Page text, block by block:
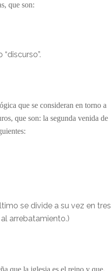
que son:
que se consideran en torno a
que son: la segunda venida de
se divide a su vez en tres
arrebatamiento.)
que la iglesia es el reino y que,